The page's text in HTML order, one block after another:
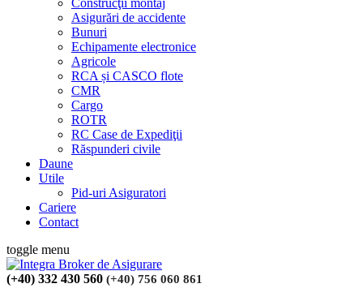
Construcţii montaj
Asigurări de accidente
Bunuri
Echipamente electronice
Agricole
RCA și CASCO flote
CMR
Cargo
ROTR
RC Case de Expediţii
Răspunderi civile
Daune
Utile
Pid-uri Asiguratori
Cariere
Contact
toggle menu
(+40) 332 430 560 (+40) 756 060 861